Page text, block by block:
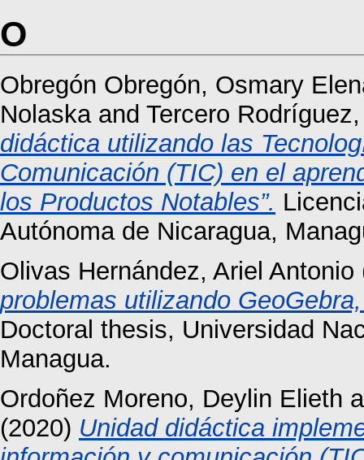
O
Obregón Obregón, Osmary
Nolaskaand Tercero
didáctica utilizando las
Comunicación (TIC) en el
los Productos Notables”.
Autónoma de Nicaragua,
Olivas Hernández, Ariel Antonio
problemas utilizando
Doctoral thesis, Universidad
Managua.
Ordoñez Moreno, Deylin Elieth
(2020) Unidad didáctica